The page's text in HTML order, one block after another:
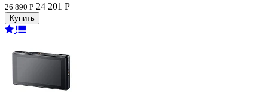
26 890 Р 24 201 Р